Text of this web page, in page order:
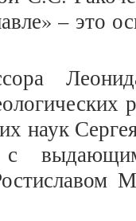
– это
наук
с